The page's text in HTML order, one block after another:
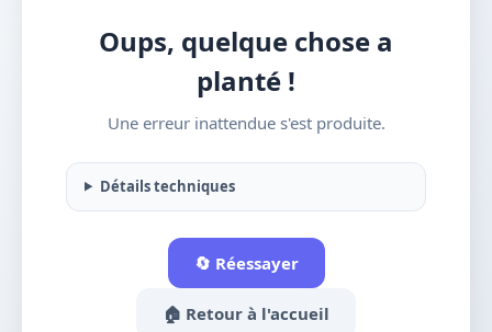
Oups, quelque chose a
planté !
Une erreur inattendue s'est produite.
Détails techniques
🔄 Réessayer
🏠 Retour à l'accueil